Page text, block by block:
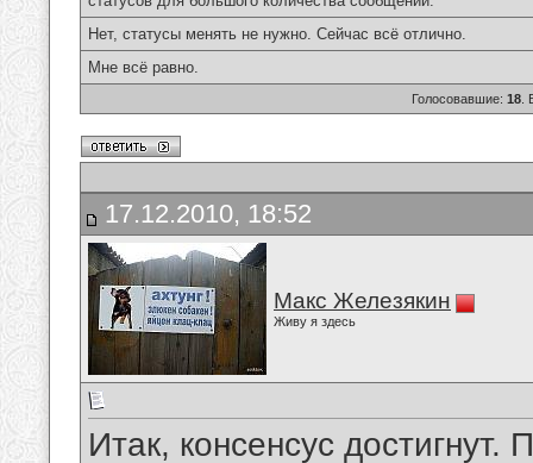
Нет, статусы менять не нужно. Сейчас всё отлично.
Мне всё равно.
Голосовавшие: 18.
17.12.2010, 18:52
Макс Железякин
Живу я здесь
Итак, консенсус достигнут.